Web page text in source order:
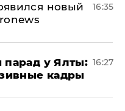
новый
16:35
парад у Ялты:
кадры
16:27